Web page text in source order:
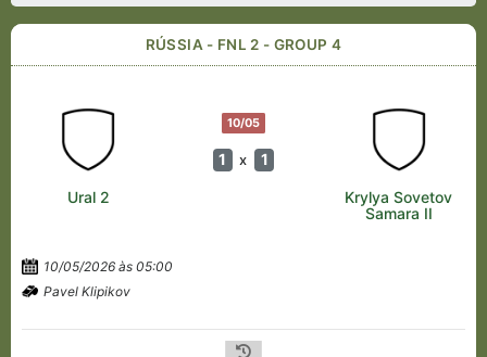
RÚSSIA - FNL 2 - GROUP 4
10/05
1 x 1
Ural 2
Krylya Sovetov
Samara II
10/05/2026 às 05:00
Pavel Klipikov